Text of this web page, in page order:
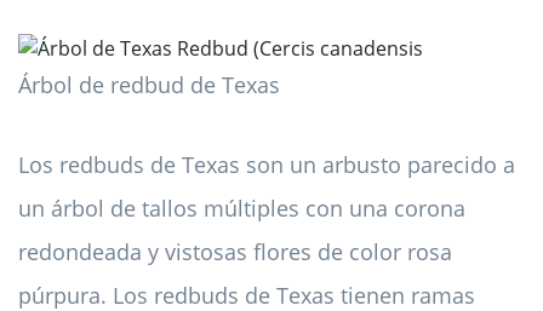
Árbol de redbud de Texas
Los redbuds de Texas son un arbusto parecido a
un árbol de tallos múltiples con una corona
redondeada y vistosas flores de color rosa
púrpura. Los redbuds de Texas tienen ramas